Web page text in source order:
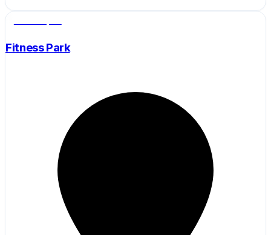
Fitness Park